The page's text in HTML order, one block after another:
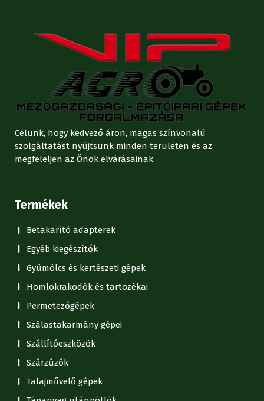
Célunk, hogy kedvező áron, magas színvonalú
szolgáltatást nyújtsunk minden területen és az
megfeleljen az Önök elvárásainak.
Termékek
Betakarító adapterek
Egyéb kiegészítők
Gyümölcs és kertészeti gépek
Homlokrakodók és tartozékai
Permetezőgépek
Szálastakarmány gépei
Szállítóeszközök
Szárzúzók
Talajművelő gépek